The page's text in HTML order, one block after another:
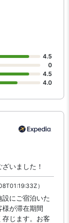
4.5
0
4.5
4.0
いました！
）
にご宿泊いた
が滞在期間
じます。お客